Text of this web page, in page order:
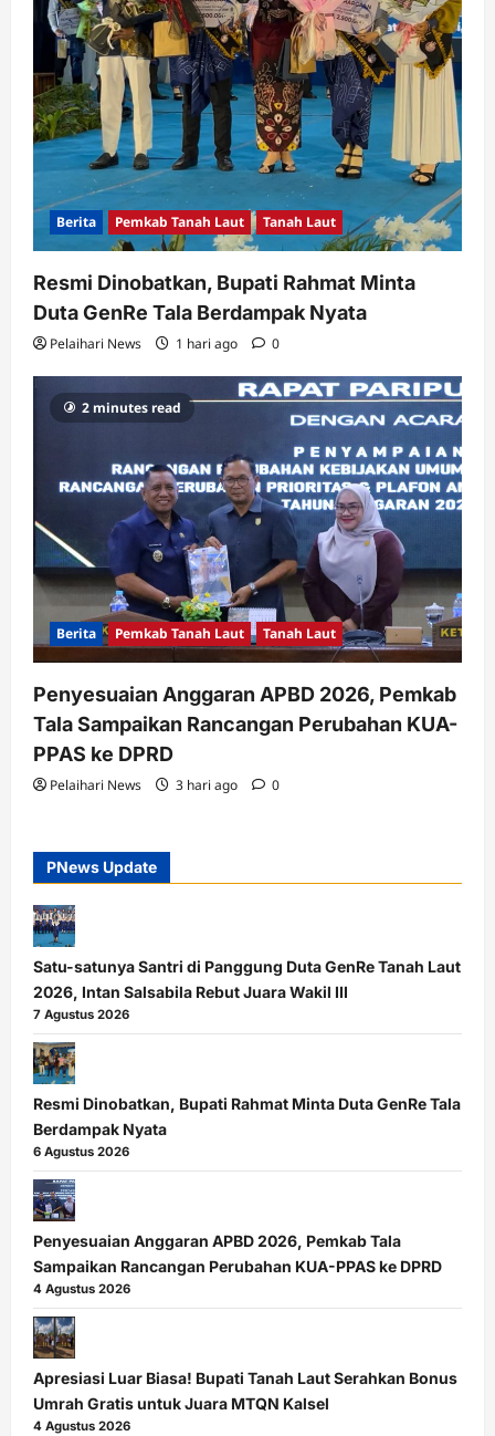
Berita Pemkab Tanah Laut Tanah Laut
Resmi Dinobatkan, Bupati Rahmat Minta
Duta GenRe Tala Berdampak Nyata
Pelaihari News 1 hari ago 0
2 minutes read
Berita Pemkab Tanah Laut Tanah Laut
Penyesuaian Anggaran APBD 2026, Pemkab
Tala Sampaikan Rancangan Perubahan KUA-
PPAS ke DPRD
Pelaihari News 3 hari ago 0
PNews Update
Satu-satunya Santri di Panggung Duta GenRe Tanah Laut
2026, Intan Salsabila Rebut Juara Wakil III
7 Agustus 2026
Resmi Dinobatkan, Bupati Rahmat Minta Duta GenRe Tala
Berdampak Nyata
6 Agustus 2026
Penyesuaian Anggaran APBD 2026, Pemkab Tala
Sampaikan Rancangan Perubahan KUA-PPAS ke DPRD
4 Agustus 2026
Apresiasi Luar Biasa! Bupati Tanah Laut Serahkan Bonus
Umrah Gratis untuk Juara MTQN Kalsel
4 Agustus 2026